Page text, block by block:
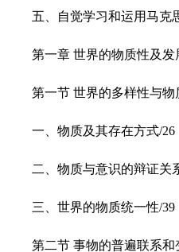
五、自觉学习和运用马克
第一章 世界的物质性及发
第一节 世界的多样性与物
一、物质及其存在方式/26
二、物质与意识的辩证关
三、世界的物质统一性/39
第二节 事物的普遍联系和